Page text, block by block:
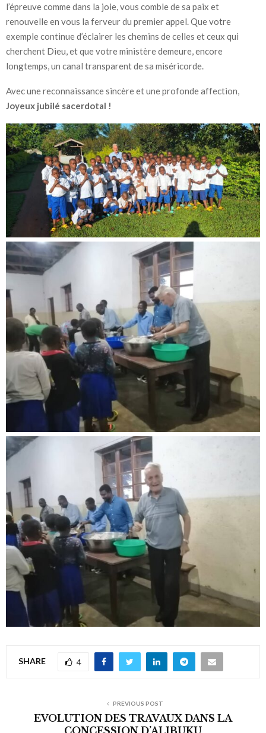
l’épreuve comme dans la joie, vous comble de sa paix et
renouvelle en vous la ferveur du premier appel. Que votre
exemple continue d’éclairer les chemins de celles et ceux qui
cherchent Dieu, et que votre ministère demeure, encore
longtemps, un canal transparent de sa miséricorde.
Avec une reconnaissance sincère et une profonde affection,
Joyeux jubilé sacerdotal !
SHARE 4
PREVIOUS POST
EVOLUTION DES TRAVAUX DANS LA